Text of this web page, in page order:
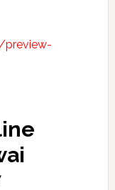
preview-